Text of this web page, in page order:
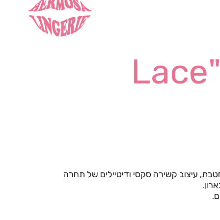
מחוך דגם"Lace
עיצוב קשירה סקסי ודיטיילים של תחרה